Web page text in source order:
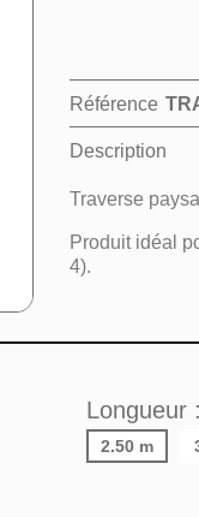
Référence
Description
Traverse
Produit idéal
4).
Longueur
2.50 m